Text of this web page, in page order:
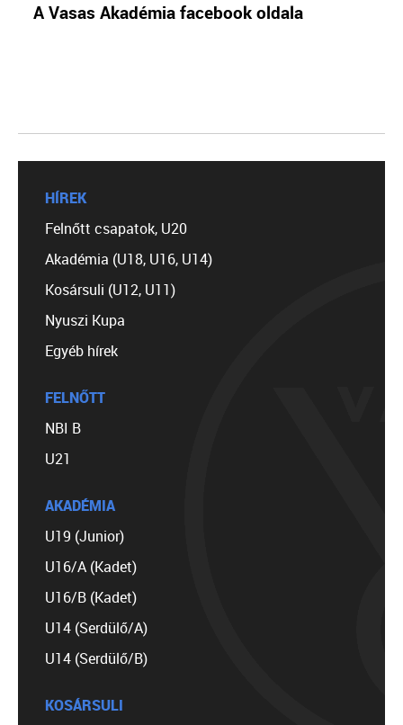
A Vasas Akadémia facebook oldala
HÍREK
Felnőtt csapatok, U20
Akadémia (U18, U16, U14)
Kosársuli (U12, U11)
Nyuszi Kupa
Egyéb hírek
FELNŐTT
NBI B
U21
AKADÉMIA
U19 (Junior)
U16/A (Kadet)
U16/B (Kadet)
U14 (Serdülő/A)
U14 (Serdülő/B)
KOSÁRSULI